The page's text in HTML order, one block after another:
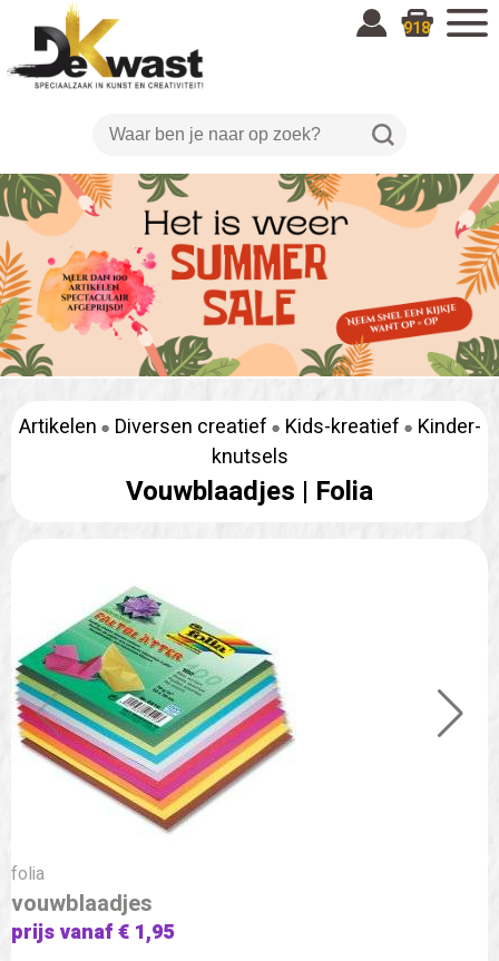
918
Artikelen Diversen creatief Kids-kreatief
Kinder-
knutsels
Vouwblaadjes | Folia
folia
vouwblaadjes
prijs vanaf € 1,95